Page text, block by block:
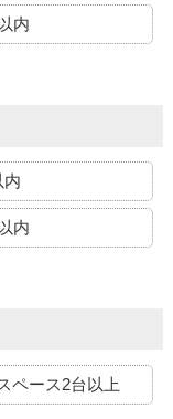
内
内
内
ペース2台以上